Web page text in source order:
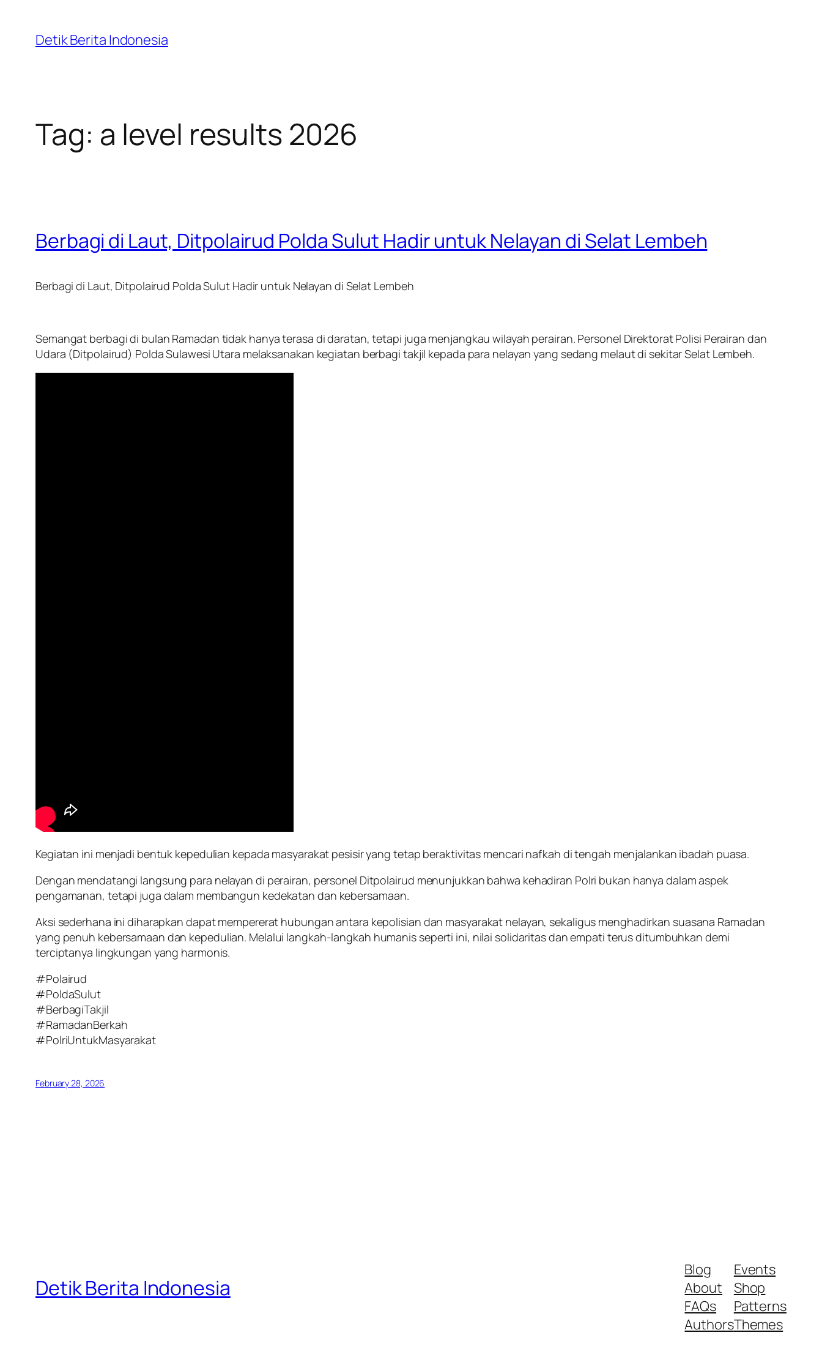
content
Detik Berita Indonesia
Tag: a level results 2026
Berbagi di Laut, Ditpolairud Polda Sulut Hadir untuk Nelayan di Selat Lembeh
Berbagi di Laut, Ditpolairud Polda Sulut Hadir untuk Nelayan di Selat Lembeh
Semangat berbagi di bulan Ramadan tidak hanya terasa di daratan, tetapi juga menjangkau wilayah perairan. Personel Direktorat Polisi Perairan dan
Udara (Ditpolairud) Polda Sulawesi Utara melaksanakan kegiatan berbagi takjil kepada para nelayan yang sedang melaut di sekitar Selat Lembeh.
Kegiatan ini menjadi bentuk kepedulian kepada masyarakat pesisir yang tetap beraktivitas mencari nafkah di tengah menjalankan ibadah puasa.
Dengan mendatangi langsung para nelayan di perairan, personel Ditpolairud menunjukkan bahwa kehadiran Polri bukan hanya dalam aspek
pengamanan, tetapi juga dalam membangun kedekatan dan kebersamaan.
Aksi sederhana ini diharapkan dapat mempererat hubungan antara kepolisian dan masyarakat nelayan, sekaligus menghadirkan suasana Ramadan
yang penuh kebersamaan dan kepedulian. Melalui langkah-langkah humanis seperti ini, nilai solidaritas dan empati terus ditumbuhkan demi
terciptanya lingkungan yang harmonis.
#Polairud
#PoldaSulut
#BerbagiTakjil
#RamadanBerkah
#PolriUntukMasyarakat
February 28, 2026
Detik Berita Indonesia
Blog
About
FAQs
Authors
Events
Shop
Patterns
Themes